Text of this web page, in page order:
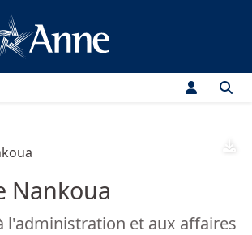
Nankoua
l'administration et aux affaires